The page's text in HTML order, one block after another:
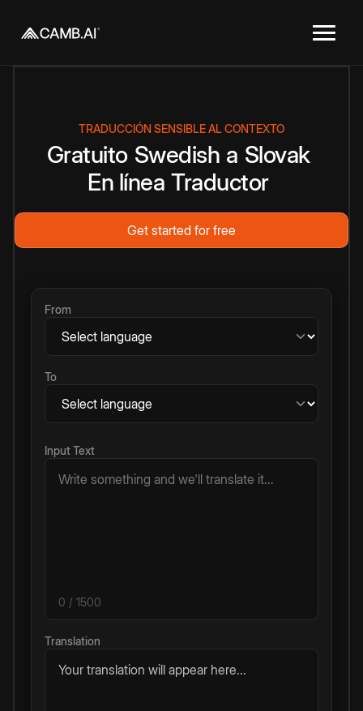
TRADUCCIÓN SENSIBLE AL CONTEXTO
Gratuito Swedish a Slovak
En línea Traductor
Get started for free
From
To
Input Text
0 / 1500
Translation
Your translation will appear here...